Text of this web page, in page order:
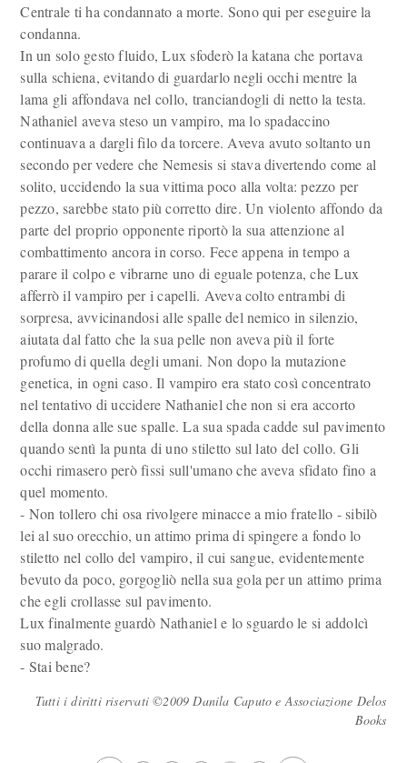
Centrale ti ha condannato a morte. Sono qui per eseguire la
condanna.
In un solo gesto fluido, Lux sfoderò la katana che portava
sulla schiena, evitando di guardarlo negli occhi mentre la
lama gli affondava nel collo, tranciandogli di netto la testa.
Nathaniel aveva steso un vampiro, ma lo spadaccino
continuava a dargli filo da torcere. Aveva avuto soltanto un
secondo per vedere che Nemesis si stava divertendo come al
solito, uccidendo la sua vittima poco alla volta: pezzo per
pezzo, sarebbe stato più corretto dire. Un violento affondo da
parte del proprio opponente riportò la sua attenzione al
combattimento ancora in corso. Fece appena in tempo a
parare il colpo e vibrarne uno di eguale potenza, che Lux
afferrò il vampiro per i capelli. Aveva colto entrambi di
sorpresa, avvicinandosi alle spalle del nemico in silenzio,
aiutata dal fatto che la sua pelle non aveva più il forte
profumo di quella degli umani. Non dopo la mutazione
genetica, in ogni caso. Il vampiro era stato così concentrato
nel tentativo di uccidere Nathaniel che non si era accorto
della donna alle sue spalle. La sua spada cadde sul pavimento
quando sentì la punta di uno stiletto sul lato del collo. Gli
occhi rimasero però fissi sull'umano che aveva sfidato fino a
quel momento.
- Non tollero chi osa rivolgere minacce a mio fratello - sibilò
lei al suo orecchio, un attimo prima di spingere a fondo lo
stiletto nel collo del vampiro, il cui sangue, evidentemente
bevuto da poco, gorgogliò nella sua gola per un attimo prima
che egli crollasse sul pavimento.
Lux finalmente guardò Nathaniel e lo sguardo le si addolcì
suo malgrado.
- Stai bene?
Tutti i diritti riservati ©2009 Danila Caputo e Associazione Delos
Books